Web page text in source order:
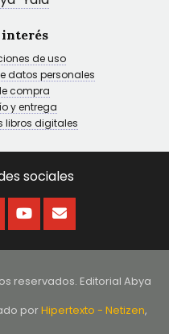
interés
de uso
datos personales
compra
y entrega
libros digitales
sociales
reservados. Editorial Abya
porHipertexto - Netizen,